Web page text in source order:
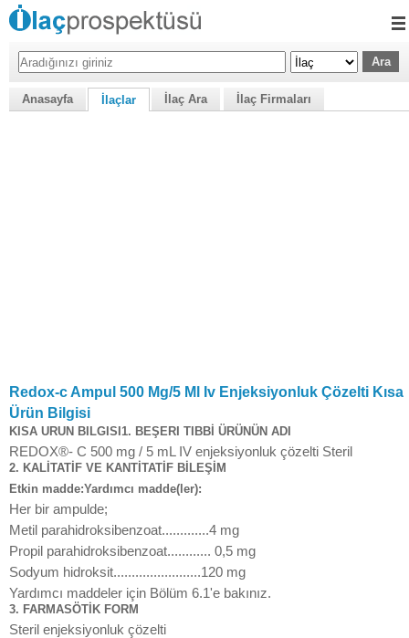
Anasayfa İlaçlar İlaç Ara İlaç Firmaları
Redox-c Ampul 500 Mg/5 Ml Iv Enjeksiyonluk Çözelti Kısa
Ürün Bilgisi
KISA URUN BILGISI1. BEŞERI TIBBİ ÜRÜNÜN ADI
REDOX®- C 500 mg / 5 mL IV enjeksiyonluk çözelti Steril
2. KALİTATİF VE KANTİTATİF BİLEŞİM
Etkin madde:Yardımcı madde(ler):
Her bir ampulde;
Metil parahidroksibenzoat.............4 mg
Propil parahidroksibenzoat............ 0,5 mg
Sodyum hidroksit........................120 mg
Yardımcı maddeler için Bölüm 6.1'e bakınız.
3. FARMASÖTİK FORM
Steril enjeksiyonluk çözelti